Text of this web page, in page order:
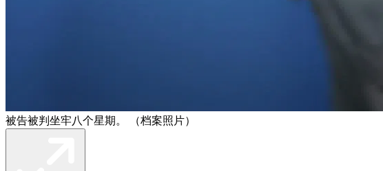
被告被判坐牢八个星期。 （档案照片）